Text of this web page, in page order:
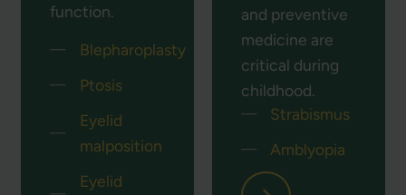
function.
Blepharoplasty
Ptosis
Eyelid
malposition
Eyelid
and preventive
medicine are
critical during
childhood.
Strabismus
Amblyopia